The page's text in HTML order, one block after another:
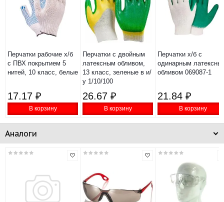
Перчатки рабочие х/б
с ПВХ покрытием 5
нитей, 10 класс, белые
17.17 ₽
В корзину
Перчатки с двойным
латексным обливом,
13 класс, зеленые в и/
у 1/10/100
26.67 ₽
В корзину
Перчатки х/б с
одинарным
обливом 069087-1
21.84 ₽
В корзину
Аналоги